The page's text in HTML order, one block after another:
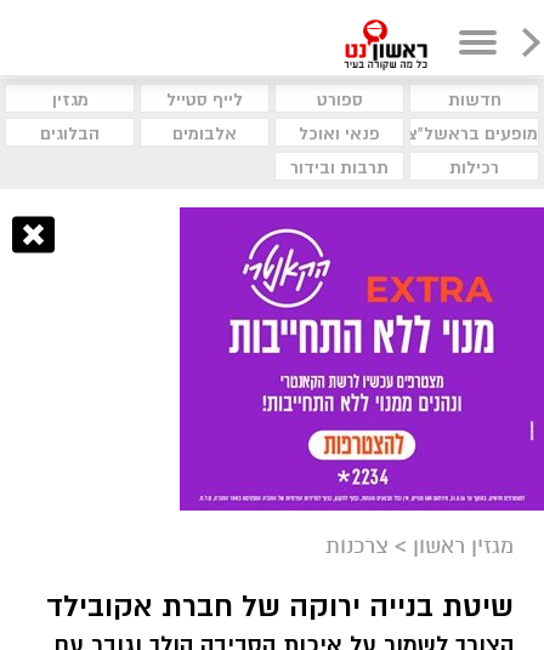
חדשות ספורט לייף סטייל
מגזין
מופעים בראשל"צ
פנאי ואוכל אלבומים
הבלוגים
רכילות
תרבות ובידור
מגזין ראשון > צרכנות
שיטת בנייה ירוקה של חברת אקובילד